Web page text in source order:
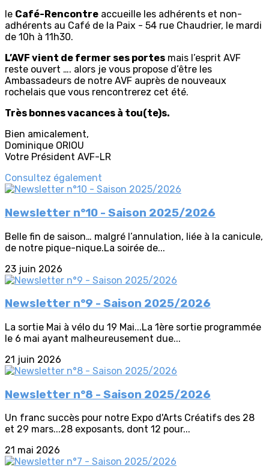
le Café-Rencontre accueille les adhérents et non-
adhérents au Café de la Paix - 54 rue Chaudrier, le mardi
de 10h à 11h30.
L’AVF vient de fermer ses portes mais l’esprit AVF
reste ouvert …. alors je vous propose d’être les
Ambassadeurs de notre AVF auprès de nouveaux
rochelais que vous rencontrerez cet été.
Très bonnes vacances à tou(te)s.
Bien amicalement,
Dominique ORIOU
Votre Président AVF-LR
Consultez également
Newsletter n°10 - Saison 2025/2026
Belle fin de saison… malgré l’annulation, liée à la canicule,
de notre pique-nique.La soirée de...
23 juin 2026
Newsletter n°9 - Saison 2025/2026
La sortie Mai à vélo du 19 Mai...La 1ère sortie programmée
le 6 mai ayant malheureusement due...
21 juin 2026
Newsletter n°8 - Saison 2025/2026
Un franc succès pour notre Expo d'Arts Créatifs des 28
et 29 mars...28 exposants, dont 12 pour...
21 mai 2026